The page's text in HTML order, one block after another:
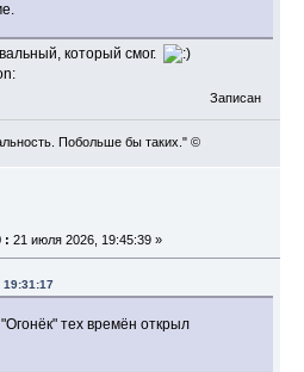
который смог.
Записан
Побольше бы таких." ©
: 21 июля 2026, 19:45:39 »
тех времён открыл